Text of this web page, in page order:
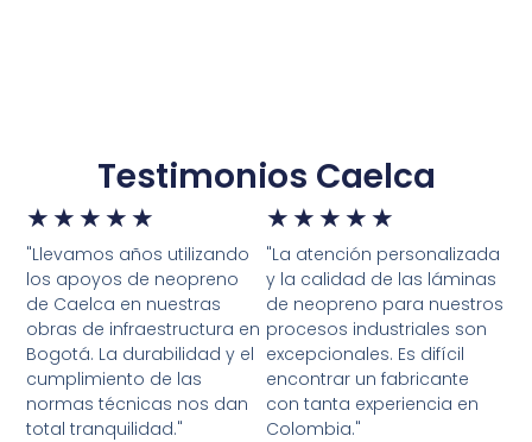
Testimonios Caelca
★ ★ ★ ★ ★
"Llevamos años utilizando
los apoyos de neopreno
de Caelca en nuestras
obras de infraestructura en
Bogotá. La durabilidad y el
cumplimiento de las
normas técnicas nos dan
total tranquilidad."
★ ★ ★ ★ ★
"La atención personalizada
y la calidad de las láminas
de neopreno para nuestros
procesos industriales son
excepcionales. Es difícil
encontrar un fabricante
con tanta experiencia en
Colombia."